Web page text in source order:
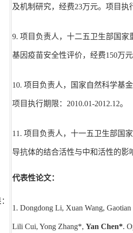
及机制研究，经费23万元。项目执
9. 项目负责人，十二五卫生部国家
基因疫苗安全性评价，经费150万元
10. 项目负责人，国家自然科学基
项目执行期限：2010.01-2012.12。
11. 项目负责人，十一五卫生部国
导抗体的结合活性与中和活性的影
代表性论文：
1. Dongdong Li, Xuan Wang,
Lili Cui, Yong Zhang*, Yan Chen*.